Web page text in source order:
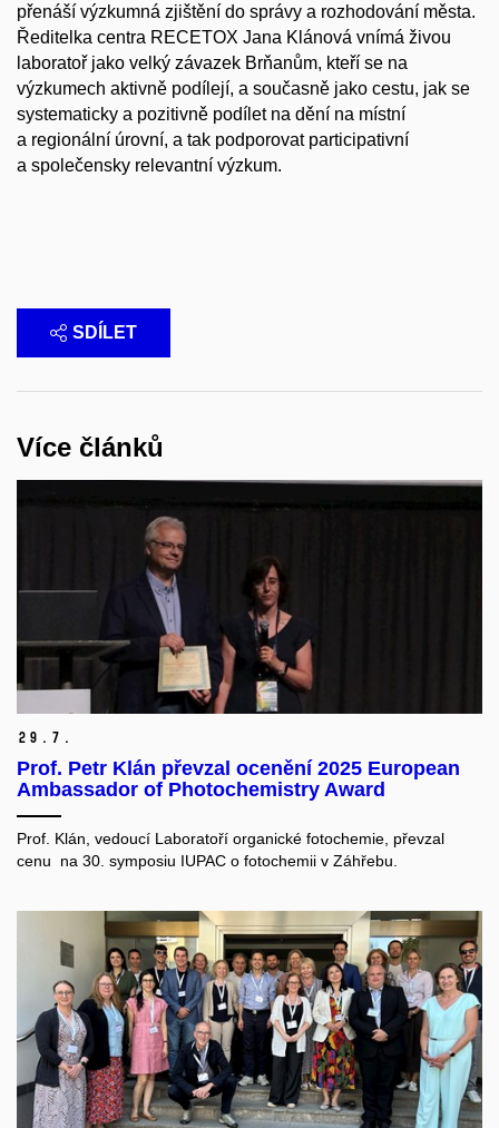
přenáší výzkumná zjištění do správy a rozhodování města.
Ředitelka centra RECETOX Jana Klánová vnímá živou
laboratoř jako velký závazek Brňanům, kteří se na
výzkumech aktivně podílejí, a současně jako cestu, jak se
systematicky a pozitivně podílet na dění na místní
a regionální úrovní, a tak podporovat participativní
a společensky relevantní výzkum.
SDÍLET
Více článků
29. 7.
Prof. Petr Klán převzal ocenění 2025 European
Ambassador of Photochemistry Award
Prof. Klán, vedoucí Laboratoří organické fotochemie, převzal
cenu na 30. symposiu IUPAC o fotochemii v Záhřebu.